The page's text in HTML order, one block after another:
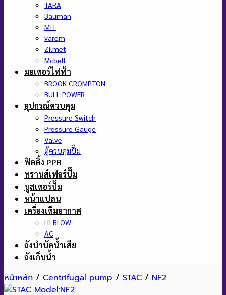
TARA
Bauman
MIT
varem
Zilmet
Mcbell
มอเตอร์ไฟฟ้า
BROOK CROMPTON
BULL POWER
อุปกรณ์ควบคุม
Pressure Switch
Pressure Gauge
Valve
ตู้ควบคุมปั๊ม
ฟิตติ้ง PPR
ทรานส์เฟอร์ปั๊ม
บูสเตอร์ปั๊ม
หน้าแปลน
เครื่องเติมอากาศ
HI BLOW
AC
ถังบำบัดน้ำเสีย
ถังเก็บน้ำ
หน้าหลัก / Centrifugal pump / STAC / NF2